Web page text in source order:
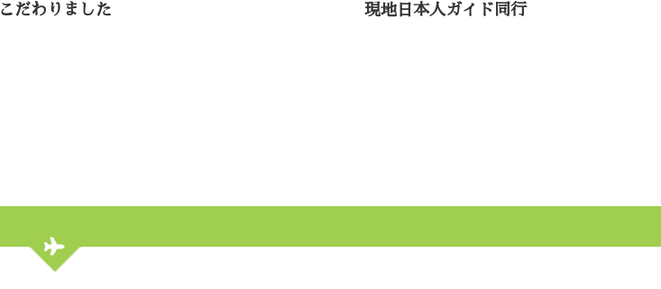
こだわりました
現地日本人ガイド同行トいたします。